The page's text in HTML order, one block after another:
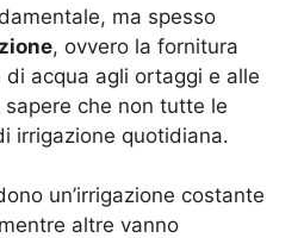
ma spesso
, ovvero la fornitura
acqua agli ortaggi e alle
che non tutte le
irrigazione quotidiana.
un’irrigazione costante
altre vanno